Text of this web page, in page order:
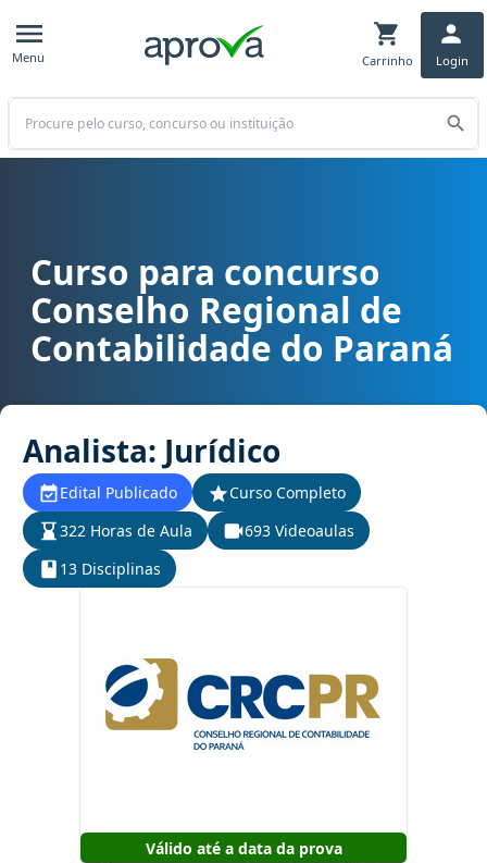
Menu Carrinho Login
Buscar
Curso para concurso CRC PR - Conselho Regional de
Curso para concurso
Conselho Regional de
Contabilidade do Paraná
Analista: Jurídico
Edital Publicado
Curso Completo
322 Horas de Aula
693 Videoaulas
13 Disciplinas
Válido até a data da prova